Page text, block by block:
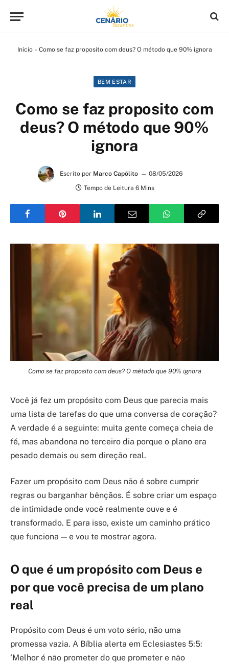
Início» Como se faz proposito com deus? O método que 90% ignora
BEM ESTAR
Como se faz proposito com
deus? O método que 90%
ignora
Escrito por Marco Capólito
08/05/2026
Tempo de Leitura 6 Mins
Como se faz proposito com deus? O método que 90% ignora
Você já fez um propósito com Deus que parecia mais
uma lista de tarefas do que uma conversa de coração?
A verdade é a seguinte: muita gente começa cheia de
fé, mas abandona no terceiro dia porque o plano era
pesado demais ou sem direção real.
Fazer um propósito com Deus não é sobre cumprir
regras ou barganhar bênçãos. É sobre criar um espaço
de intimidade onde você realmente ouve e é
transformado. E para isso, existe um caminho prático
que funciona — e vou te mostrar agora.
O que é um propósito com Deus e
por que você precisa de um plano
real
Propósito com Deus é um voto sério, não uma
promessa vazia. A Bíblia alerta em Eclesiastes 5:5:
‘Melhor é não prometer do que prometer e não